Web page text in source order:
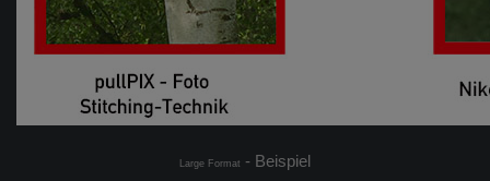
Large Format - Beispiel